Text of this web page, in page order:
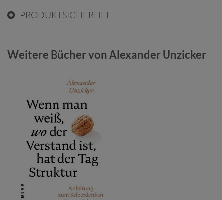
PRODUKTSICHERHEIT
Weitere Bücher von Alexander Unzicker